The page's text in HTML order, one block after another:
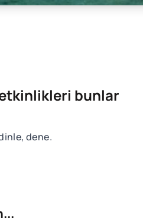
etkinlikleri bunlar
dene.